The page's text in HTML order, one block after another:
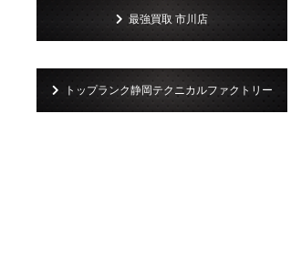
最強買取 市川店
トップランク静岡テクニカルファクトリー